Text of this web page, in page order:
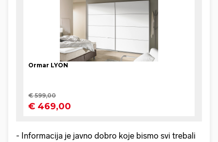
- Informacija je javno dobro koje bismo svi trebali